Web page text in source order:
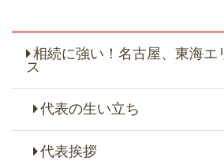
相続に強い！名古屋、東海エ
ス
代表の生い立ち
代表挨拶